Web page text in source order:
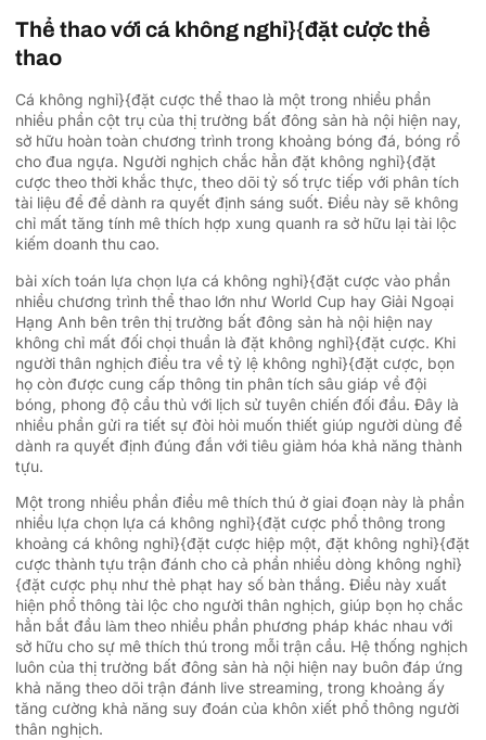
Thể thao với cá không nghỉ}{đặt cược thể
thao
Cá không nghỉ}{đặt cược thể thao là một trong nhiều phần
nhiều phần cột trụ của thị trường bất đông sản hà nội hiện nay,
sở hữu hoàn toàn chương trình trong khoảng bóng đá, bóng rổ
cho đua ngựa. Người nghịch chắc hẳn đặt không nghỉ}{đặt
cược theo thời khắc thực, theo dõi tỷ số trực tiếp với phân tích
tài liệu để để dành ra quyết định sáng suốt. Điều này sẽ không
chỉ mất tăng tính mê thích hợp xung quanh ra sở hữu lại tài lộc
kiếm doanh thu cao.
bài xích toán lựa chọn lựa cá không nghỉ}{đặt cược vào phần
nhiều chương trình thể thao lớn như World Cup hay Giải Ngoại
Hạng Anh bên trên thị trường bất đông sản hà nội hiện nay
không chỉ mất đối chọi thuần là đặt không nghỉ}{đặt cược. Khi
người thân nghịch điều tra về tỷ lệ không nghỉ}{đặt cược, bọn
họ còn được cung cấp thông tin phân tích sâu giáp về đội
bóng, phong độ cầu thủ với lịch sử tuyên chiến đối đầu. Đây là
nhiều phần gửi ra tiết sự đòi hỏi muốn thiết giúp người dùng để
dành ra quyết định đúng đắn với tiêu giảm hóa khả năng thành
tựu.
Một trong nhiều phần điều mê thích thú ở giai đoạn này là phần
nhiều lựa chọn lựa cá không nghỉ}{đặt cược phổ thông trong
khoảng cá không nghỉ}{đặt cược hiệp một, đặt không nghỉ}{đặt
cược thành tựu trận đánh cho cả phần nhiều dòng không nghỉ}
{đặt cược phụ như thẻ phạt hay số bàn thắng. Điều này xuất
hiện phổ thông tài lộc cho người thân nghịch, giúp bọn họ chắc
hẳn bắt đầu làm theo nhiều phần phương pháp khác nhau với
sở hữu cho sự mê thích thú trong mỗi trận cầu. Hệ thống nghịch
luôn của thị trường bất đông sản hà nội hiện nay buôn đáp ứng
khả năng theo dõi trận đánh live streaming, trong khoảng ấy
tăng cường khả năng suy đoán của khôn xiết phổ thông người
thân nghịch.